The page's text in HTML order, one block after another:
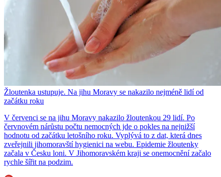
Žloutenka ustupuje. Na jihu Moravy se nakazilo nejméně lidí od
začátku roku
V červenci se na jihu Moravy nakazilo žloutenkou 29 lidí. Po
červnovém nárůstu počtu nemocných jde o pokles na nejnižší
hodnotu od začátku letošního roku. Vyplývá to z dat, která dnes
zveřejnili jihomoravští hygienici na webu. Epidemie žloutenky
začala v Česku loni. V Jihomoravském kraji se onemocnění začalo
rychle šířit na podzim.